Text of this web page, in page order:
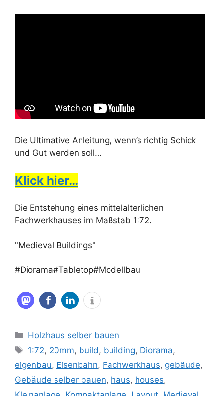
Die Ultimative Anleitung, wenn’s richtig Schick
und Gut werden soll…
Klick hier…
Die Entstehung eines mittelalterlichen
Fachwerkhauses im Maßstab 1:72.
"Medieval Buildings"
#Diorama#Tabletop#Modellbau
Kategorien
Holzhaus selber bauen
Schlagwörter
1:72, 20mm, build , building, Diorama,
eigenbau, Eisenbahn, Fachwerkhaus, gebäude,
Gebäude selber bauen, haus, houses,